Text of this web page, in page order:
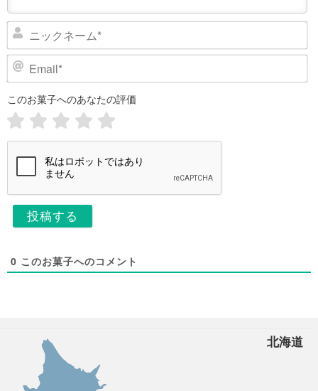
北海道
ッ
ク
このお菓子へのあなたの評価
0 このお菓子へのコメント